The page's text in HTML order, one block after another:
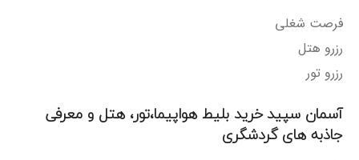
فرصت شغلی
رزرو هتل
رزرو تور
آسمان سپید خرید بلیط هواپیما،تور، هتل و معرفی
جاذبه های گردشگری